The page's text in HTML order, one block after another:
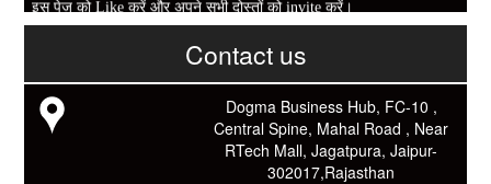
इस पेज को Like करें और अपने सभी दोस्तों को invite करें।
Be Smart Citizen App Download करें। जिस से आप के दैनिक जीवन में
Link: -
यदि आप को इस App में कुछ भी जानकारी लेनी हो तो कम से कम एक बार
Download कारों ओर जानो Smart Work के तरीके।
Contact us
Dogma Business Hub, FC-10 ,
Central Spine, Mahal Road , Near
RTech Mall, Jagatpura, Jaipur-
302017,Rajasthan